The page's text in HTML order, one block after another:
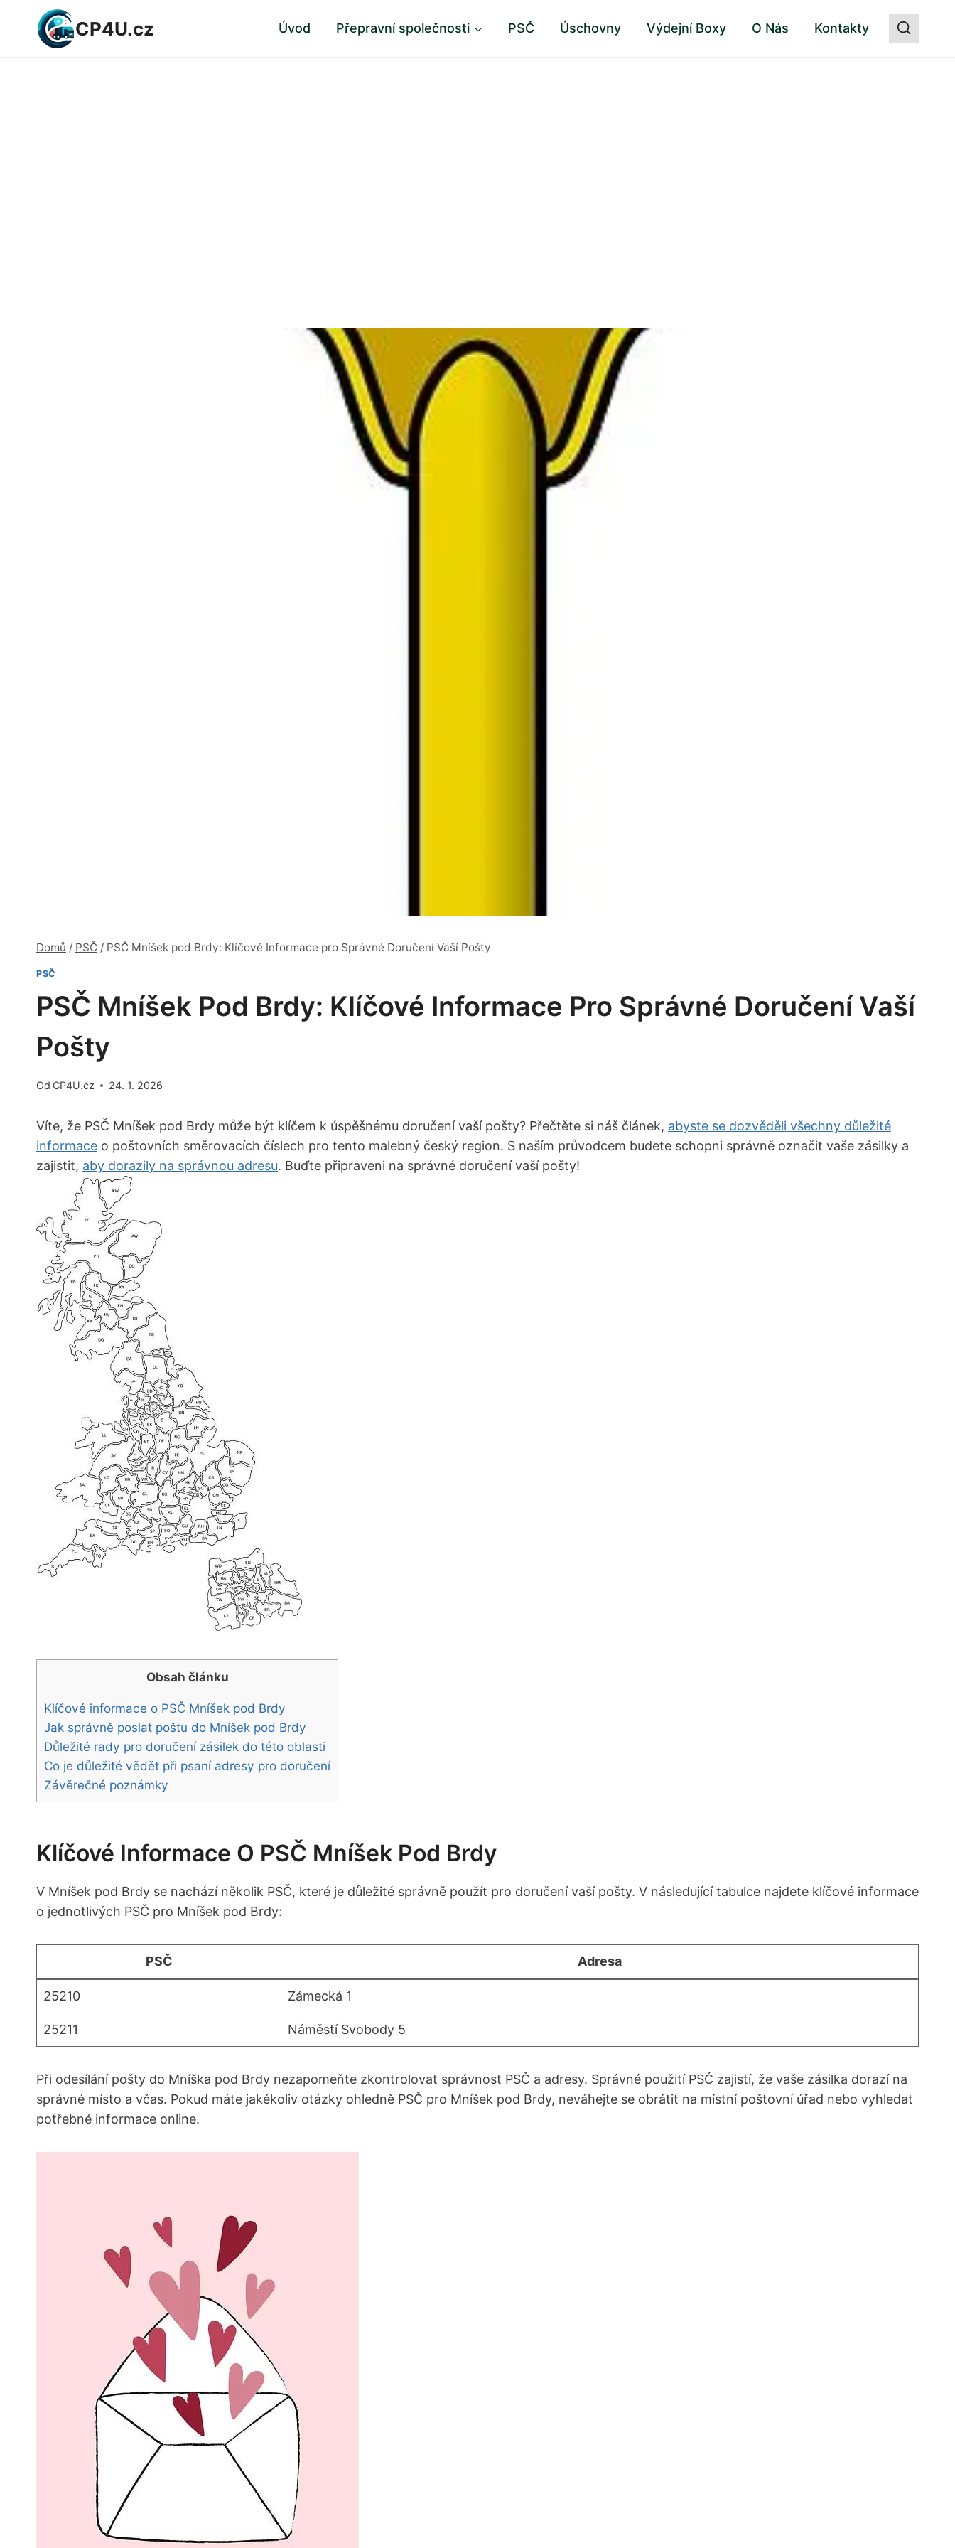
Přeskočit
CP4U.cz Úvod Přepravní společnosti PSČ Úschovny Výdejní Boxy O Nás Kontakty
Domů / PSČ / PSČ Mníšek pod Brdy: Klíčové Informace pro Správné Doručení Vaší Pošty
PSČ
PSČ Mníšek Pod Brdy: Klíčové Informace Pro Správné Doručení Vaší
Pošty
Od CP4U.cz 24. 1. 2026
Víte, že PSČ Mníšek pod Brdy může být klíčem k úspěšnému doručení vaší pošty? Přečtěte si náš článek, abyste se dozvěděli všechny důležité
informace o poštovních směrovacích číslech pro tento malebný český region. S naším průvodcem budete schopni správně označit vaše zásilky a
zajistit, aby dorazily na správnou adresu. Buďte připraveni na správné doručení vaší pošty!
Obsah článku
Klíčové informace o PSČ Mníšek pod Brdy
Jak správně poslat poštu do Mníšek pod Brdy
Důležité rady pro doručení zásilek do této oblasti
Co je důležité vědět při psaní adresy pro doručení
Závěrečné poznámky
Klíčové Informace O PSČ Mníšek Pod Brdy
V Mníšek pod Brdy se nachází několik PSČ, které je důležité správně použít pro doručení vaší pošty. V následující tabulce najdete klíčové informace
o jednotlivých PSČ pro Mníšek pod Brdy:
PSČ Adresa
25210 Zámecká 1
25211 Náměstí Svobody 5
Při odesílání pošty do Mníška pod Brdy nezapomeňte zkontrolovat správnost PSČ a adresy. Správné použití PSČ zajistí, že vaše zásilka dorazí na
správné místo a včas. Pokud máte jakékoliv otázky ohledně PSČ pro Mníšek pod Brdy, neváhejte se obrátit na místní poštovní úřad nebo vyhledat
potřebné informace online.